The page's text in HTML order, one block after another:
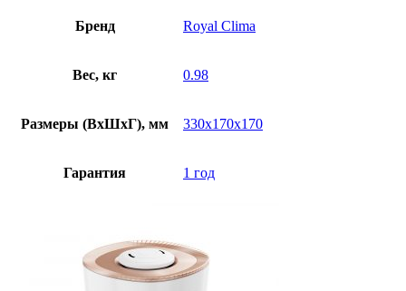
Бренд Royal Clima
Вес, кг 0.98
Размеры (ВхШхГ), мм 330x170x170
Гарантия 1 год